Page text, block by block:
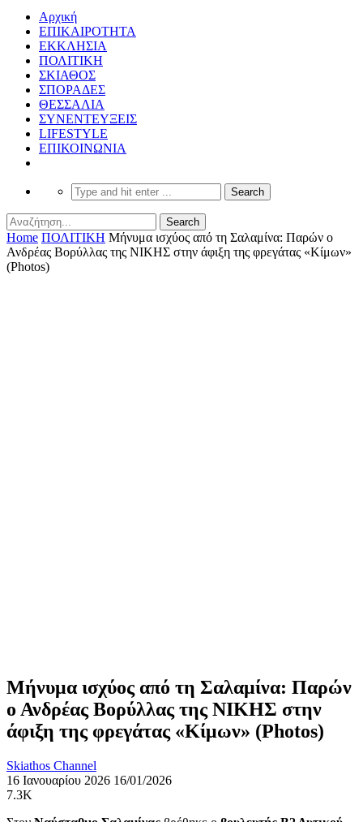
Αρχική
ΕΠΙΚΑΙΡΟΤΗΤΑ
ΕΚΚΛΗΣΙΑ
ΠΟΛΙΤΙΚΗ
ΣΚΙΑΘΟΣ
ΣΠΟΡΑΔΕΣ
ΘΕΣΣΑΛΙΑ
ΣΥΝΕΝΤΕΥΞΕΙΣ
LIFESTYLE
ΕΠΙΚΟΙΝΩΝΙΑ
Home ΠΟΛΙΤΙΚΗ Μήνυμα ισχύος από τη Σαλαμίνα: Παρών ο
Ανδρέας Βορύλλας της ΝΙΚΗΣ στην άφιξη της φρεγάτας «Κίμων»
(Photos)
Μήνυμα ισχύος από τη Σαλαμίνα: Παρών
ο Ανδρέας Βορύλλας της ΝΙΚΗΣ στην
άφιξη της φρεγάτας «Κίμων» (Photos)
Skiathos Channel
16 Ιανουαρίου 2026 16/01/2026
7.3K